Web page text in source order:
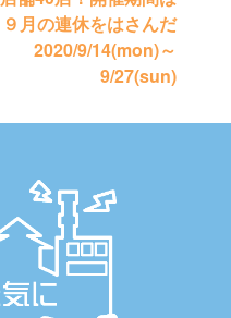
９月の連休をはさんだ
2020/9/14(mon)～
9/27(sun)